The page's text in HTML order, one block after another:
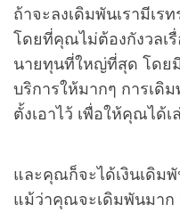
ถ้าจะลงเดิมพันเรามีเร
โดยที่คุณไม่ต้องกังวลเรื่
นายทุนที่ใหญ่ที่สุด โดย
บริการให้มากๆ การเ
ตั้งเอาไว้ เพื่อให้คุณได้
และคุณก็จะได้เงินเดิม
แม้ว่าคุณจะเดิมพันมา